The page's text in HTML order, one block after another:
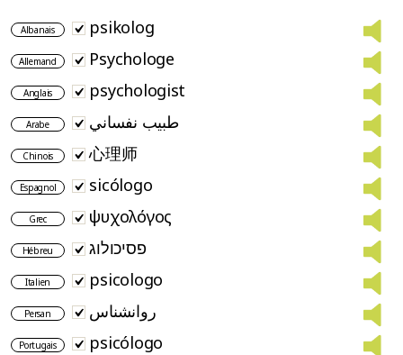
Albanais psikolog
Allemand Psychologe
Anglais psychologist
Arabe طبيب نفساني
Chinois 心理师
Espagnol sicólogo
Grec ψυχολόγος
Hébreu פסיכולוג
Italien psicologo
Persan روانشناس
Portugais psicólogo